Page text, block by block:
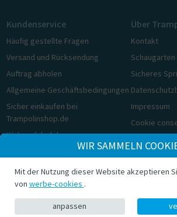
Kundenservice
Häufig gestellte Fragen
Versand und Rücksendung
Auftrag abholen
Allgemeine Geschäftsbedingungen
Sicher einkaufen bei
Trampolinshop.de
Widerrufsbelehrung
Über
Kontakt
Schaugarten
Sicheres
Impressum
Cookie
© Trampolinshop.de 2026
WIR SAMMELN
Mit der Nutzung dieser Website akzeptieren
von werbe-cookies .
anpassen